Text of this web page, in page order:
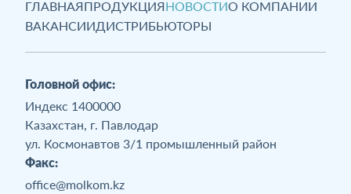
ГЛАВНАЯПРОДУКЦИЯНОВОСТИО КОМПАНИИ
ВАКАНСИИДИСТРИБЬЮТОРЫ
Головной офис:
Индекс 1400000
Казахстан, г. Павлодар
ул. Космонавтов 3/1 промышленный район
Факс:
office@molkom.kz